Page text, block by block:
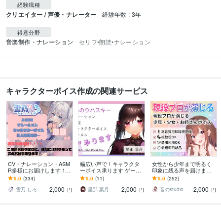
経験職種
クリエイター / 声優・ナレーター 経験年数 : 3年
得意分野
音楽制作・ナレーション セリフ•朗読•ナレーション
キャラクターボイス作成の関連サービス
CV・ナレーション・ASM
R多様にお届けします 100
万超えのマイク、【KU10
0】で収録可能です！
5.0 (334)
雪乃 しろ
2,000 円
幅広い声で！キャラクタ
ーボイス承ります ゲー
ム、ボイスドラマ、シュ
チュエーションボイス等
なんでもOK
5.0 (11)
星那 葉月
2,000 円
女性から少年まで明るく
印象に残る声を届けます
キャラクターボイスもナ
レーションもお任せ！
5.0 (252)
音のstudio_ASAMI 2,000 円